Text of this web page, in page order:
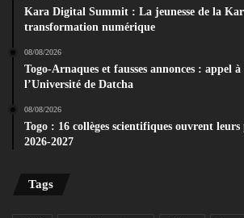
Kara Digital Summit : La jeunesse de la
transformation numérique
08/08/2026
Togo-Arnaques et fausses annonces : appel
l’Université de Datcha
08/08/2026
Togo : 16 collèges scientifiques ouvrent
2026-2027
Tags